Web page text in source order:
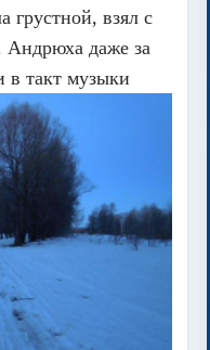
грустной, взял с
Андрюха даже за
в такт музыки